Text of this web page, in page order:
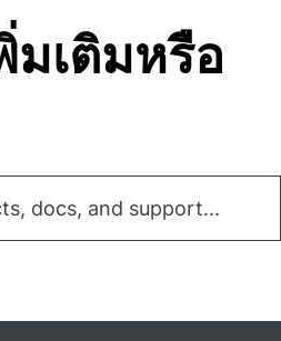
มเติมหรือ
docs, and support...